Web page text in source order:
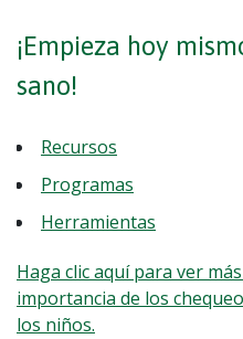
¡Empieza hoy
sano!
Recursos
Programas
Herramientas
Haga clic aquí para ver
importancia de los
los niños.